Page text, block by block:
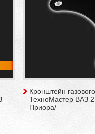
Кронштейн
ТехноМастер ВАЗ
Приора/